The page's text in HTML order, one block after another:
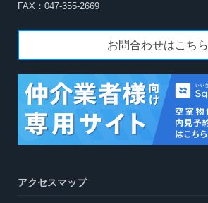
FAX：047-355-2669
お問合わせはこちら
アクセスマップ